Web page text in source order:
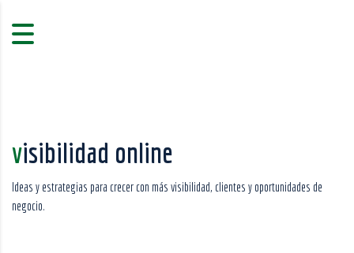
visibilidad online
Ideas y estrategias para crecer con más visibilidad, clientes y oportunidades de
negocio.